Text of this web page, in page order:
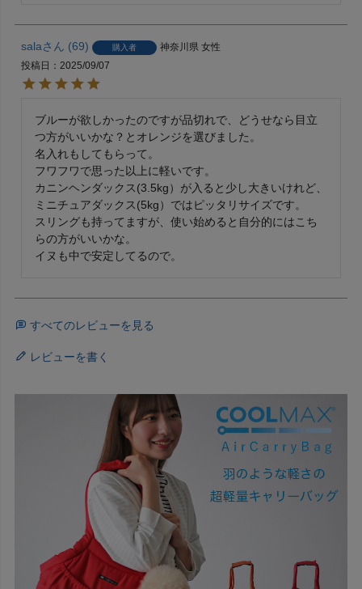
sala 69 購入者 神奈川県 女性
投稿日
2025/09/07
ブルーが欲しかったのですが品切れで、どうせなら目立
つ方がいいかな？とオレンジを選びました。
名入れもしてもらって。
フワフワで思った以上に軽いです。
カニンヘンダックス(3.5kg）が入ると少し大きいけれど、
ミニチュアダックス(5kg）ではピッタリサイズです。
スリングも持ってますが、使い始めると自分的にはこち
らの方がいいかな。
イヌも中で安定してるので。
すべてのレビューを見る
レビューを書く